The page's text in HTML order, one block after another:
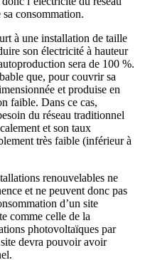
consommation.
à une installation de taille
son électricité à hauteur
sera de 100 %.
que, pour couvrir sa
et produise en
faible. Dans ce cas,
du réseau traditionnel
et son taux
très faible (inférieur à
renouvelables ne
et ne peuvent donc pas
d’un site
comme celle de la
photovoltaïques par
devra pouvoir avoir